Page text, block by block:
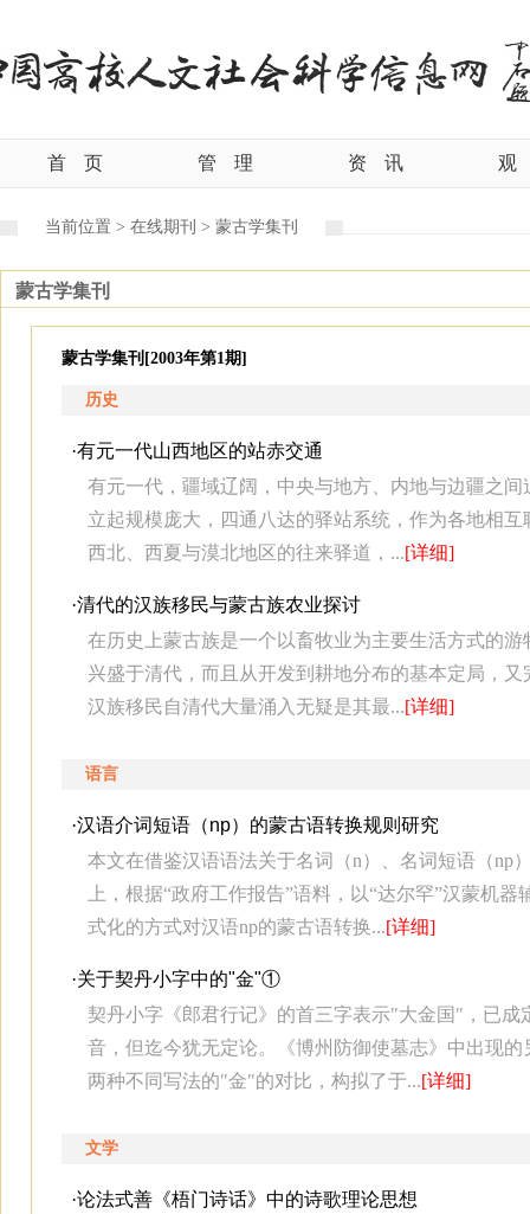
首 页 管 理 资 讯 观
当前位置 > 在线期刊 > 蒙古学集刊
蒙古学集刊
蒙古学集刊[2003年第1期]
历史
·有元一代山西地区的站赤交通
有元一代，疆域辽阔，中央与地方、内地与边疆之
立起规模庞大，四通八达的驿站系统，作为各地相
西北、西夏与漠北地区的往来驿道，...[详细]
·清代的汉族移民与蒙古族农业探讨
在历史上蒙古族是一个以畜牧业为主要生活方式的
兴盛于清代，而且从开发到耕地分布的基本定局，
汉族移民自清代大量涌入无疑是其最...[详细]
语言
·汉语介词短语（np）的蒙古语转换规则研究
本文在借鉴汉语语法关于名词（n）、名词短语（np
上，根据“政府工作报告”语料，以“达尔罕”汉蒙机
式化的方式对汉语np的蒙古语转换...[详细]
·关于契丹小字中的"金"①
契丹小字《郎君行记》的首三字表示"大金国"，已
音，但迄今犹无定论。《博州防御使墓志》中出现
两种不同写法的"金"的对比，构拟了于...[详细]
文学
·论法式善《梧门诗话》中的诗歌理论思想